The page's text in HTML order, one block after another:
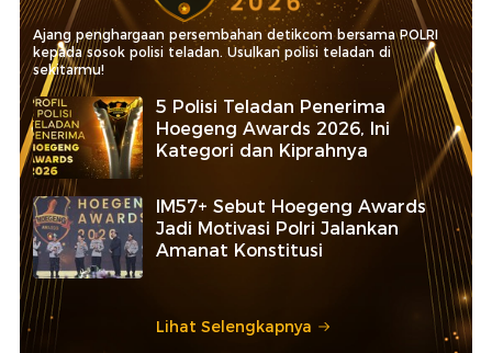
Ajang penghargaan persembahan detikcom bersama POLRI
kepada sosok polisi teladan. Usulkan polisi teladan di
sekitarmu!
5 Polisi Teladan Penerima
Hoegeng Awards 2026, Ini
Kategori dan Kiprahnya
IM57+ Sebut Hoegeng Awards
Jadi Motivasi Polri Jalankan
Amanat Konstitusi
Lihat Selengkapnya